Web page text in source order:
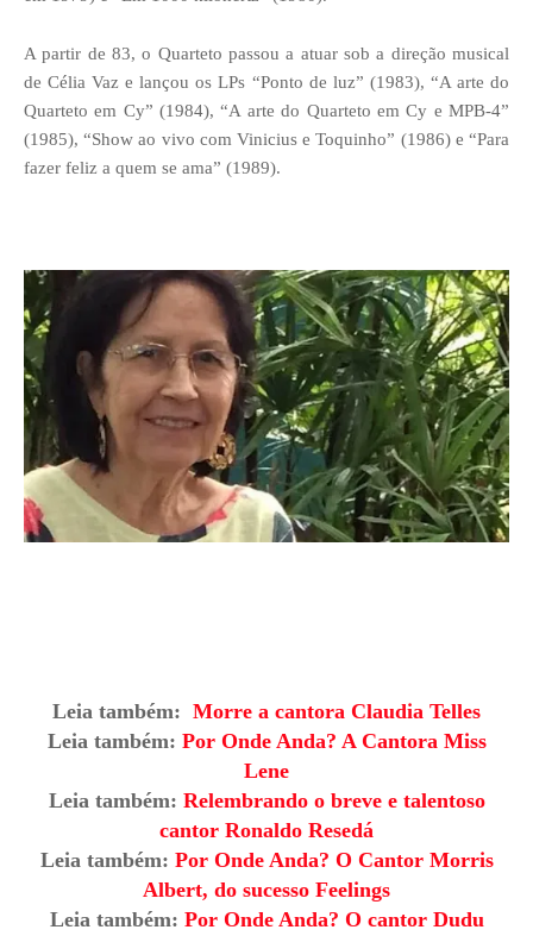
A partir de 83, o Quarteto passou a atuar sob a direção musical
de Célia Vaz e lançou os LPs “Ponto de luz” (1983), “A arte do
Quarteto em Cy” (1984), “A arte do Quarteto em Cy e MPB-4”
(1985), “Show ao vivo com Vinicius e Toquinho” (1986) e “Para
fazer feliz a quem se ama” (1989).
Leia também: Morre a cantora Claudia Telles
Leia também: Por Onde Anda? A Cantora Miss
Lene
Leia também: Relembrando o breve e talentoso
cantor Ronaldo Resedá
Leia também: Por Onde Anda? O Cantor Morris
Albert, do sucesso Feelings
Leia também: Por Onde Anda? O cantor Dudu